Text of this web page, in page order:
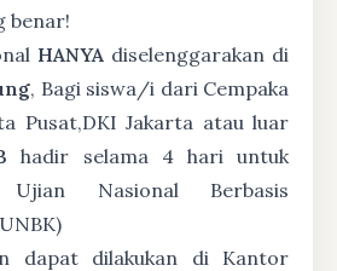
benar!
HANYA diselenggarakan di
, Bagi siswa/i dari Cempaka
Pusat,DKI Jakarta atau luar
hadir selama 4 hari untuk
Ujian Nasional Berbasis
dapat dilakukan di Kantor